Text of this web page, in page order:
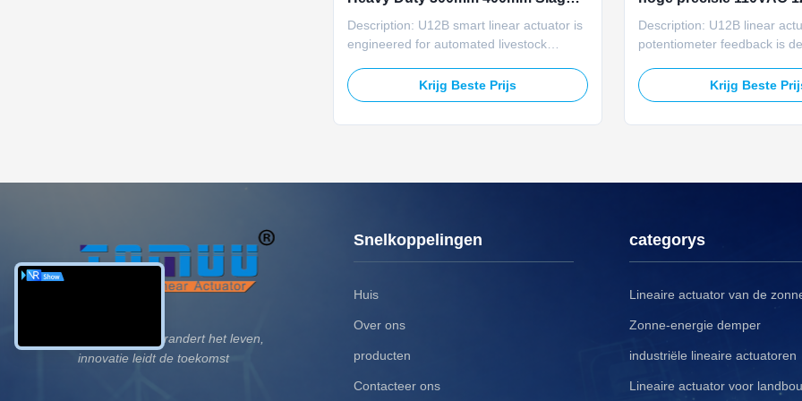
110V 220V AC
Description: U12B smart linear actuator is
engineered for automated livestock
120/220VAC and 24VDC compatibility,
5000N rated force, 6000N max force, IP66
Krijg Beste Prijs
voor boerderijventilatie
Description: U12B linear
potentiometer feedback is
ventilation systems. It
120/220VAC and 24VDC
Krijg Beste
Technologie verandert het leven,
innovatie leidt de toekomst
Snelkoppelingen
Huis
Over ons
producten
Contacteer ons
categorys
Lineaire actuator van de
Zonne-energie demper
industriële lineaire actuatoren
Lineaire actuator voor